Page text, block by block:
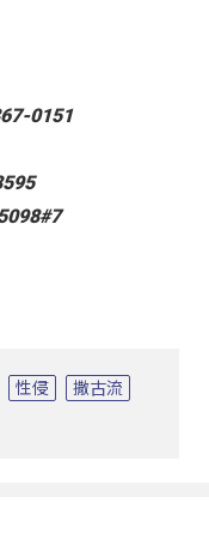
0151
性侵
撒古流